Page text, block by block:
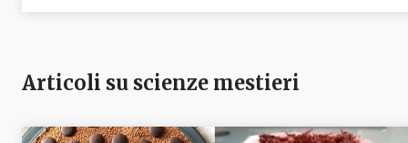
Articoli su scienze mestieri